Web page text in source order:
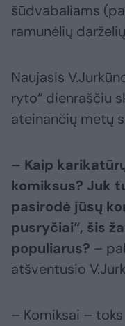
šūdvabaliams
ramunėlių
Naujasis
ryto“ dienraščiu
ateinančių metų
– Kaip
komiksus? Juk
pasirodė jūsų
pusryčiai“, šis
populiarus? –
atšventusio
– Komiksai –